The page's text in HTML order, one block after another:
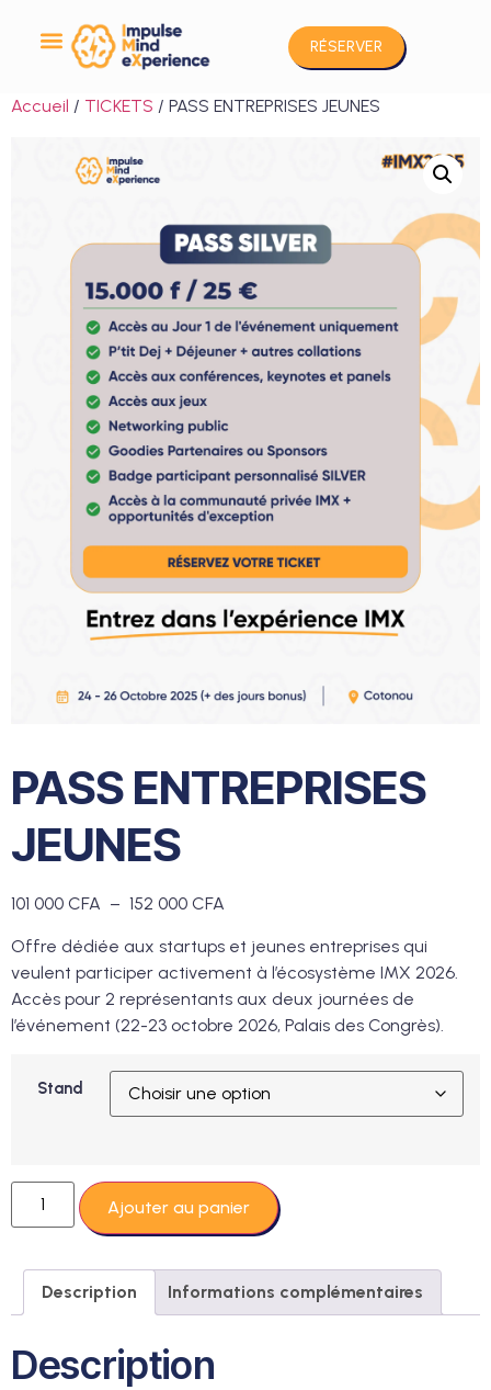
RÉSERVER
Accueil / TICKETS / PASS ENTREPRISES JEUNES
PASS ENTREPRISES
JEUNES
101 000 CFA – 152 000 CFA
Offre dédiée aux startups et jeunes entreprises qui
veulent participer activement à l’écosystème IMX 2026.
Accès pour 2 représentants aux deux journées de
l’événement (22-23 octobre 2026, Palais des Congrès).
Stand
Ajouter au panier
Description Informations complémentaires
Description